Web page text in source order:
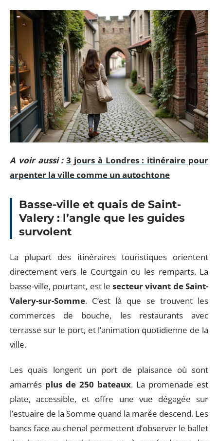
A voir aussi : 3 jours à Londres : itinéraire pour
arpenter la ville comme un autochtone
Basse-ville et quais de Saint-
Valery : l’angle que les guides
survolent
La plupart des itinéraires touristiques orientent
directement vers le Courtgain ou les remparts. La
basse-ville, pourtant, est lesecteur vivant de Saint-
Valery-sur-Somme. C’est là que se trouvent les
commerces de bouche, les restaurants avec
terrasse sur le port, et l’animation quotidienne de la
ville.
Les quais longent un port de plaisance où sont
amarrés plus de 250 bateaux. La promenade est
plate, accessible, et offre une vue dégagée sur
l’estuaire de la Somme quand la marée descend. Les
bancs face au chenal permettent d’observer le ballet